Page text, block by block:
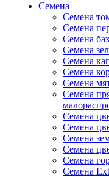
Семена
Семена
Семена
Семена
Семена
Семена
Семена
Семена
Семена
Семена
Семена
Семена
Семена
Семена
Семена